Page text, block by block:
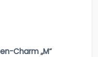
Charm „M“